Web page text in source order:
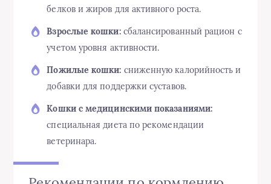
белков и жиров для активного роста.
Взрослые кошки:сбалансированный рацион с
учетом уровня активности.
Пожилые кошки: сниженную калорийность и
добавки для поддержки суставов.
Кошки с медицинскими показаниями:
специальная диета по рекомендации
ветеринара.